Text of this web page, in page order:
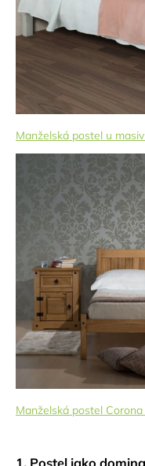
Manželská postel u
Manželská postel Corona